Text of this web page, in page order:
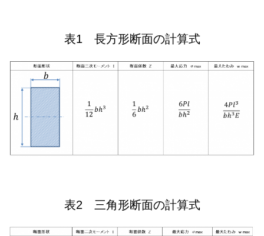
表1 長方形断面の計算式
表2 三角形断面の計算式